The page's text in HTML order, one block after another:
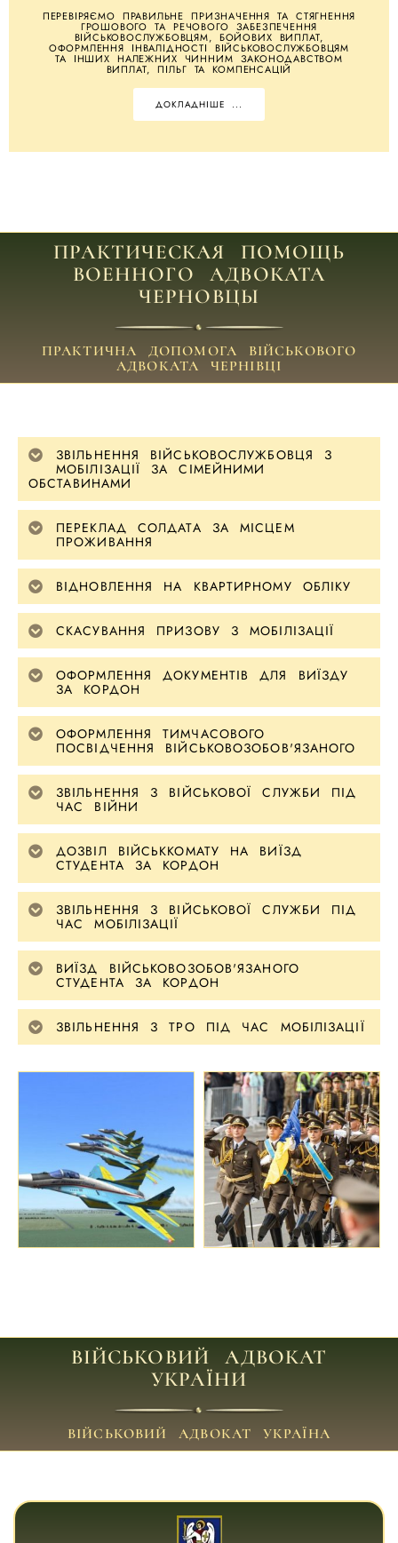
ПЕРЕВІРЯЄМО ПРАВИЛЬНЕ ПРИЗНАЧЕННЯ ТА СТЯГНЕННЯ
ГРОШОВОГО ТА РЕЧОВОГО ЗАБЕЗПЕЧЕННЯ
ВІЙСЬКОВОСЛУЖБОВЦЯМ, БОЙОВИХ ВИПЛАТ,
ОФОРМЛЕННЯ ІНВАЛІДНОСТІ ВІЙСЬКОВОСЛУЖБОВЦЯМ
ТА ІНШИХ НАЛЕЖНИХ ЧИННИМ ЗАКОНОДАВСТВОМ
ВИПЛАТ, ПІЛЬГ ТА КОМПЕНСАЦІЙ
ДОКЛАДНІШЕ ...
ПРАКТИЧЕСКАЯ ПОМОЩЬ
ВОЕННОГО АДВОКАТА
ЧЕРНОВЦЫ
ПРАКТИЧНА ДОПОМОГА ВІЙСЬКОВОГО
АДВОКАТА ЧЕРНІВЦІ
ЗВІЛЬНЕННЯ ВІЙСЬКОВОСЛУЖБОВЦЯ З
МОБІЛІЗАЦІЇ ЗА СІМЕЙНИМИ
ОБСТАВИНАМИ
ПЕРЕКЛАД СОЛДАТА ЗА МІСЦЕМ
ПРОЖИВАННЯ
ВІДНОВЛЕННЯ НА КВАРТИРНОМУ ОБЛІКУ
СКАСУВАННЯ ПРИЗОВУ З МОБІЛІЗАЦІЇ
ОФОРМЛЕННЯ ДОКУМЕНТІВ ДЛЯ ВИЇЗДУ
ЗА КОРДОН
ОФОРМЛЕННЯ ТИМЧАСОВОГО
ПОСВІДЧЕННЯ ВІЙСЬКОВОЗОБОВ'ЯЗАНОГО
ЗВІЛЬНЕННЯ З ВІЙСЬКОВОЇ СЛУЖБИ ПІД
ЧАС ВІЙНИ
ДОЗВІЛ ВІЙСЬККОМАТУ НА ВИЇЗД
СТУДЕНТА ЗА КОРДОН
ЗВІЛЬНЕННЯ З ВІЙСЬКОВОЇ СЛУЖБИ ПІД
ЧАС МОБІЛІЗАЦІЇ
ВИЇЗД ВІЙСЬКОВОЗОБОВ'ЯЗАНОГО
СТУДЕНТА ЗА КОРДОН
ЗВІЛЬНЕННЯ З ТРО ПІД ЧАС МОБІЛІЗАЦІЇ
ВІЙСЬКОВИЙ АДВОКАТ
УКРАЇНИ
ВІЙСЬКОВИЙ АДВОКАТ УКРАЇНА